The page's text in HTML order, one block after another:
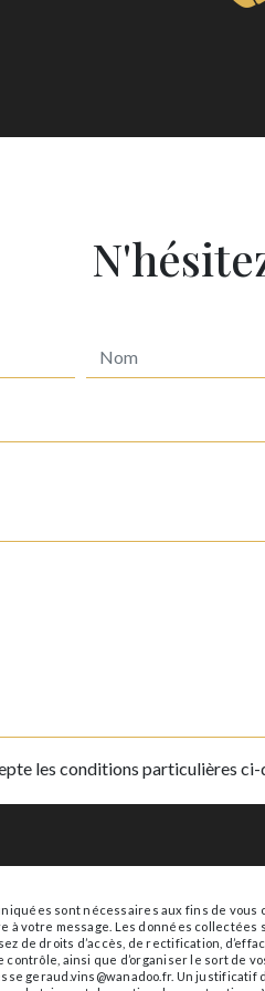
les conditions particulières ci-
sont nécessaires aux fins de
votre message. Les données
de droits d’accès, de rectification,
ainsi que d’organiser le sort de
geraud.vins@wanadoo.fr. Un